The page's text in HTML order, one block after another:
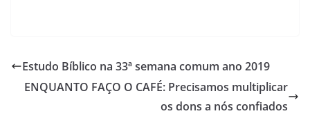
Estudo Bíblico na 33ª semana comum ano 2019
ENQUANTO FAÇO O CAFÉ: Precisamos multiplicar
os dons a nós confiados